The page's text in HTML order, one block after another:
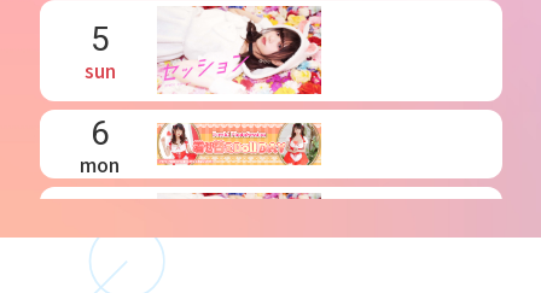
5
sun
6
mon
tue